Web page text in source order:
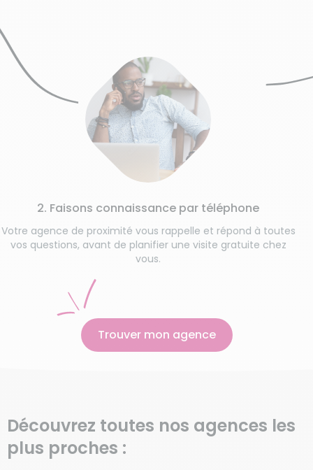
de proximité vous rappelle et répond à toutes
avant de planifier une visite gratuite chez
connaissance par téléphone
Trouver mon agence
Découvrez toutes nos agences les
plus proches :